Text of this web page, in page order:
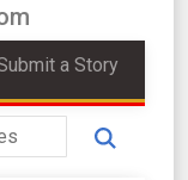
a Story